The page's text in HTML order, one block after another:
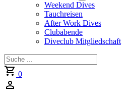
Weekend Dives
Tauchreisen
After Work Dives
Clubabende
Diveclub Mitgliedschaft
Suchen
0